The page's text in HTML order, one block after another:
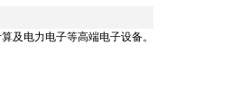
及电力电子等高端电子设备。